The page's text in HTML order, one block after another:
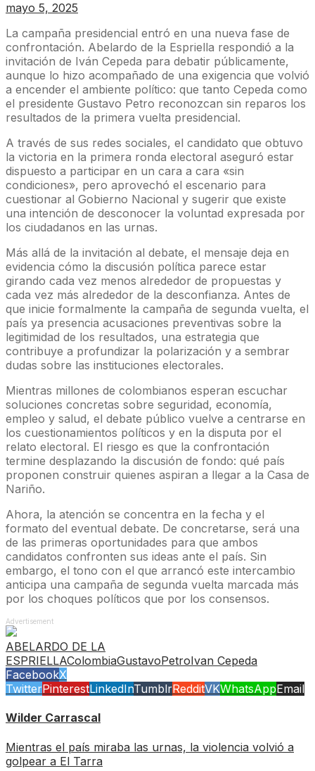
mayo 5, 2025
La campaña presidencial entró en una nueva fase de
confrontación. Abelardo de la Espriella respondió a la
invitación de Iván Cepeda para debatir públicamente,
aunque lo hizo acompañado de una exigencia que volvió
a encender el ambiente político: que tanto Cepeda como
el presidente Gustavo Petro reconozcan sin reparos los
resultados de la primera vuelta presidencial.
A través de sus redes sociales, el candidato que obtuvo
la victoria en la primera ronda electoral aseguró estar
dispuesto a participar en un cara a cara «sin
condiciones», pero aprovechó el escenario para
cuestionar al Gobierno Nacional y sugerir que existe
una intención de desconocer la voluntad expresada por
los ciudadanos en las urnas.
Más allá de la invitación al debate, el mensaje deja en
evidencia cómo la discusión política parece estar
girando cada vez menos alrededor de propuestas y
cada vez más alrededor de la desconfianza. Antes de
que inicie formalmente la campaña de segunda vuelta, el
país ya presencia acusaciones preventivas sobre la
legitimidad de los resultados, una estrategia que
contribuye a profundizar la polarización y a sembrar
dudas sobre las instituciones electorales.
Mientras millones de colombianos esperan escuchar
soluciones concretas sobre seguridad, economía,
empleo y salud, el debate público vuelve a centrarse en
los cuestionamientos políticos y en la disputa por el
relato electoral. El riesgo es que la confrontación
termine desplazando la discusión de fondo: qué país
proponen construir quienes aspiran a llegar a la Casa de
Nariño.
Ahora, la atención se concentra en la fecha y el
formato del eventual debate. De concretarse, será una
de las primeras oportunidades para que ambos
candidatos confronten sus ideas ante el país. Sin
embargo, el tono con el que arrancó este intercambio
anticipa una campaña de segunda vuelta marcada más
por los choques políticos que por los consensos.
Advertisement
ABELARDO DE LA
ESPRIELLAColombiaGustavoPetroIvan Cepeda
FacebookX
TwitterPinterestLinkedInTumblrRedditVKWhatsAppEmail
Wilder Carrascal
Mientras el país miraba las urnas, la violencia volvió a
golpear a El Tarra